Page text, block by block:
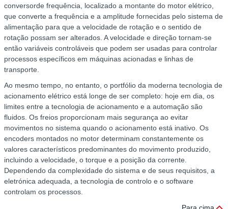
conversorde frequência, localizado a montante do motor elétrico,
que converte a frequência e a amplitude fornecidas pelo sistema de
alimentação para que a velocidade de rotação e o sentido de
rotação possam ser alterados. A velocidade e direção tornam-se
então variáveis ​​controláveis ​​que podem ser usadas para controlar
processos específicos em máquinas acionadas e linhas de
transporte.
Ao mesmo tempo, no entanto, o portfólio da moderna tecnologia de
acionamento elétrico está longe de ser completo: hoje em dia, os
limites entre a tecnologia de acionamento e a automação são
fluidos. Os freios proporcionam mais segurança ao evitar
movimentos no sistema quando o acionamento está inativo. Os
encoders montados no motor determinam constantemente os
valores característicos predominantes do movimento produzido,
incluindo a velocidade, o torque e a posição da corrente.
Dependendo da complexidade do sistema e de seus requisitos, a
eletrónica adequada, a tecnologia de controlo e o software
controlam os processos.